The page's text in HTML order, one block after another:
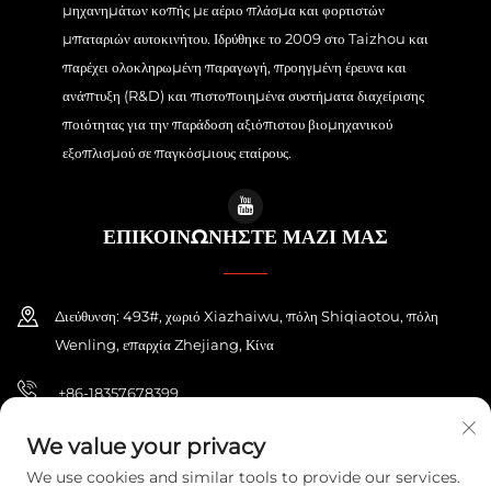
μηχανημάτων κοπής με αέριο πλάσμα και φορτιστών
μπαταριών αυτοκινήτου. Ιδρύθηκε το 2009 στο Taizhou και
παρέχει ολοκληρωμένη παραγωγή, προηγμένη έρευνα και
ανάπτυξη (R&D) και πιστοποιημένα συστήματα διαχείρισης
ποιότητας για την παράδοση αξιόπιστου βιομηχανικού
εξοπλισμού σε παγκόσμιους εταίρους.
ΕΠΙΚΟΙΝΩΝΗΣΤΕ ΜΑΖΙ ΜΑΣ
Διεύθυνση: 493#, χωριό Xiazhaiwu, πόλη Shiqiaotou, πόλη
Wenling, επαρχία Zhejiang, Κίνα
+86-18357678399
[email protected]
We value your privacy
We use cookies and similar tools to provide our services.